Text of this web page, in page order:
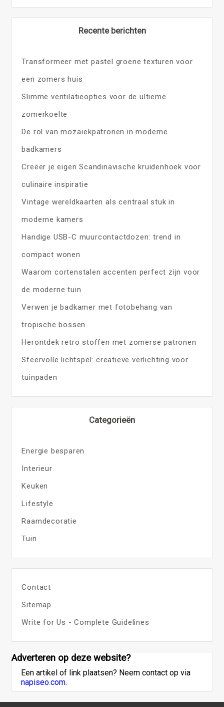
Recente berichten
Transformeer met pastel groene texturen voor
een zomers huis
Slimme ventilatieopties voor de ultieme
zomerkoelte
De rol van mozaïekpatronen in moderne
badkamers
Creëer je eigen Scandinavische kruidenhoek voor
culinaire inspiratie
Vintage wereldkaarten als centraal stuk in
moderne kamers
Handige USB-C muurcontactdozen: trend in
compact wonen
Waarom cortenstalen accenten perfect zijn voor
de moderne tuin
Verwen je badkamer met fotobehang van
tropische bossen
Herontdek retro stoffen met zomerse patronen
Sfeervolle lichtspel: creatieve verlichting voor
tuinpaden
Categorieën
Energie besparen
Interieur
Keuken
Lifestyle
Raamdecoratie
Tuin
Contact
Sitemap
Write for Us - Complete Guidelines
Adverteren op deze website?
Een artikel of link plaatsen? Neem contact op via
napiseo.com.